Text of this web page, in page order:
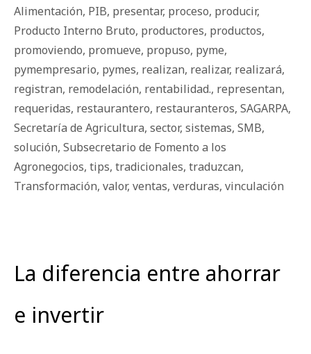
Alimentación, PIB, presentar, proceso, producir,
Producto Interno Bruto, productores, productos,
promoviendo, promueve, propuso, pyme,
pymempresario, pymes, realizan, realizar, realizará,
registran, remodelación, rentabilidad., representan,
requeridas, restaurantero, restauranteros, SAGARPA,
Secretaría de Agricultura, sector, sistemas, SMB,
solución, Subsecretario de Fomento a los
Agronegocios, tips, tradicionales, traduzcan,
Transformación, valor, ventas, verduras, vinculación
La diferencia entre ahorrar
e invertir